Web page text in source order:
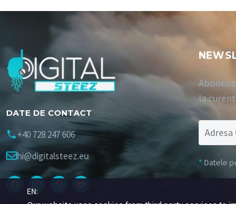
DATE DE CONTACT
+40 728 247 606
hi@digitalsteez.eu
la
* Datele
EN: